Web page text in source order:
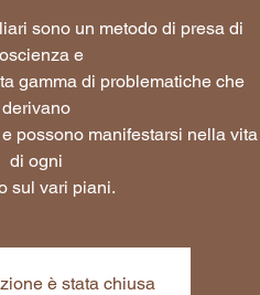
sono un metodo di presa di
e
gamma di problematiche che
derivano
possono manifestarsi nella vita
di ogni
sul vari piani.
è stata chiusa